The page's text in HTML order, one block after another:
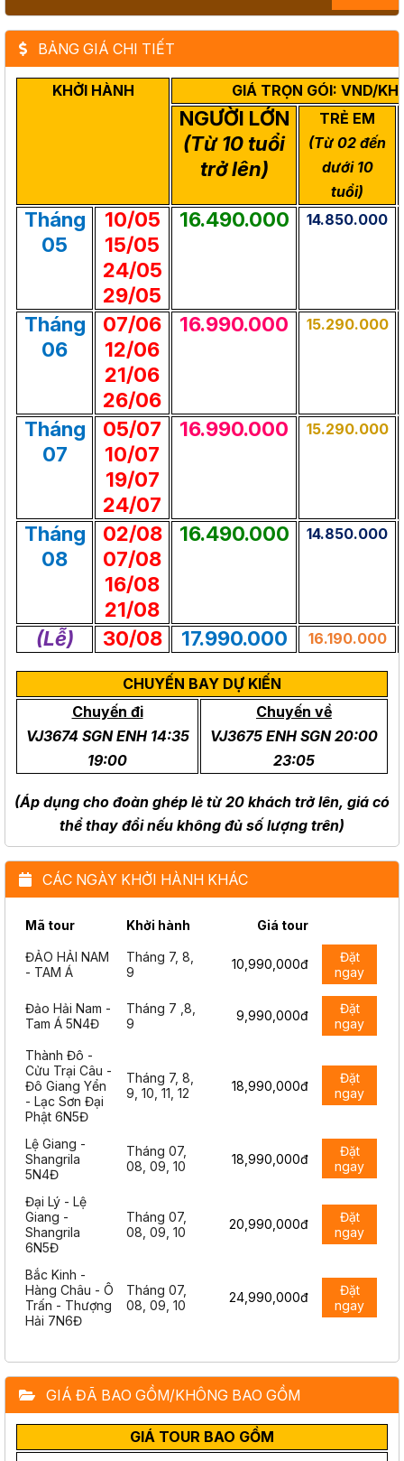
BẢNG GIÁ CHI TIẾT
KHỞI HÀNH GIÁ TRỌN GÓI: VND/
NGƯỜI LỚN
(Từ 10 tuổi
trở lên)
TRẺ EM
(Từ 02 đến
dưới 10
tuổi)
Tháng
05
10/05
15/05
24/05
29/05
16.490.000 14.850.000
Tháng
06
07/06
12/06
21/06
26/06
16.990.000 15.290.000
Tháng
07
05/07
10/07
19/07
24/07
16.990.000 15.290.000
Tháng
08
02/08
07/08
16/08
21/08
16.490.000 14.850.000
(Lễ) 30/08 17.990.000 16.190.000
CHUYẾN BAY DỰ KIẾN
Chuyến đi
VJ3674 SGN ENH 14:35
19:00
Chuyến về
VJ3675 ENH SGN 20:00
23:05
(Áp dụng cho đoàn ghép lẻ từ 20 khách trở lên, giá có
thể thay đổi nếu không đủ số lượng trên)
CÁC NGÀY KHỞI HÀNH KHÁC
Mã tour Khởi hành Giá tour
ĐẢO HẢI NAM
- TAM Á
Tháng 7, 8,
9
10,990,000đ
Đặt
ngay
Đảo Hải Nam -
Tam Á 5N4Đ
Tháng 7 ,8,
9
9,990,000đ
Đặt
ngay
Thành Đô -
Cửu Trại Câu -
Đô Giang Yển
- Lạc Sơn Đại
Phật 6N5Đ
Tháng 7, 8,
9, 10, 11, 12
18,990,000đ
Đặt
ngay
Lệ Giang -
Shangrila
5N4Đ
Tháng 07,
08, 09, 10
18,990,000đ
Đặt
ngay
Đại Lý - Lệ
Giang -
Shangrila
6N5Đ
Tháng 07,
08, 09, 10
20,990,000đ
Đặt
ngay
Bắc Kinh -
Hàng Châu - Ô
Trấn - Thượng
Hải 7N6Đ
Tháng 07,
08, 09, 10
24,990,000đ
Đặt
ngay
GIÁ ĐÃ BAO GỒM/KHÔNG BAO GỒM
GIÁ TOUR BAO GỒM